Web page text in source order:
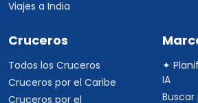
Viajes a Tanzania
Viajes a Asia
Viajes a China
Viajes a Corea del Sur
Viajes a Tailandia